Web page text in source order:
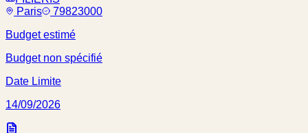
Paris
79823000
Budget estimé
Budget non spécifié
Date Limite
14/09/2026